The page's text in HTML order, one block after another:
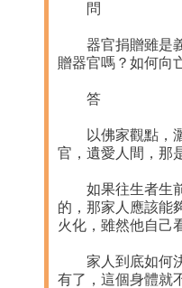
問
器官捐贈雖是義
贈器官嗎？如何向
答
以佛家觀點，灑
官，遺愛人間，那
如果往生者生前
的，那家人應該能
火化，雖然他自己
家人到底如何決
有了，這個身體就